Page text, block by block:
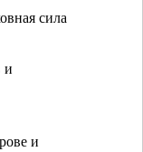
сила
и
и